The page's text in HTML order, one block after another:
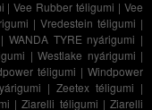
|Vee Rubber téligumi |Vee
|Vredestein téligumi |
| WANDA TYRE nyárigumi |
|Westlake nyárigumi |
téligumi | Windpower
|Zeetex téligumi |
|Ziarelli téligumi | Ziarelli